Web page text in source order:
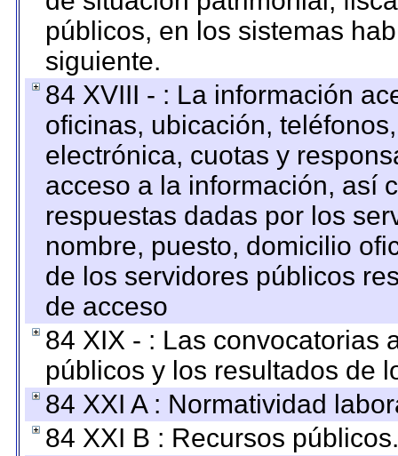
públicos, en los sistemas
siguiente.
84 XVIII - : La información
oficinas, ubicación,
electrónica, cuotas y
acceso a la información, así
respuestas dadas por los
nombre, puesto, domicilio
de los servidores públicos
de acceso
84 XIX - : Las convocatorias
públicos y los resultados de
84 XXI A : Normatividad
84 XXI B : Recursos públicos.